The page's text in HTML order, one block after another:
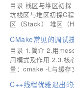
目录 栈区与堆区初
坑栈区与堆区初探C
区（Stack） 堆区（
CMake常见的调试
目录 1.简介 2.用
用模式及作用 2.3.核
量：cmake -L与缓
C++线程优雅退出